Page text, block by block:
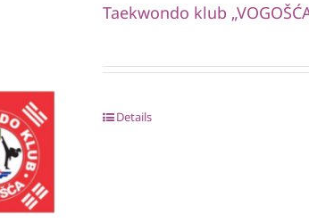
Taekwondo klub
Details